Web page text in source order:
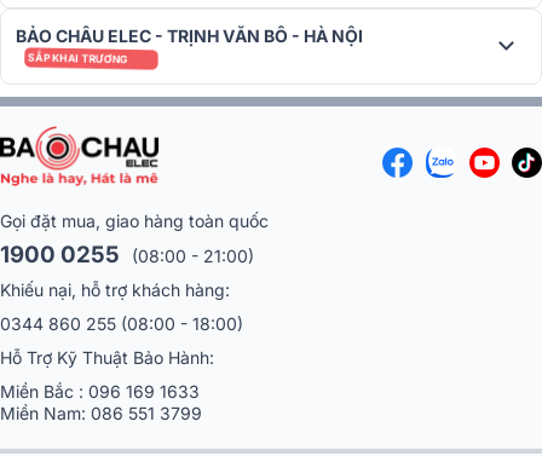
BẢO CHÂU ELEC - TRỊNH VĂN BÔ - HÀ NỘI
SẮP KHAI TRƯƠNG
Gọi đặt mua, giao hàng toàn quốc
1900 0255
(08:00 - 21:00)
Khiếu nại, hỗ trợ khách hàng:
0344 860 255 (08:00 - 18:00)
Hỗ Trợ Kỹ Thuật Bảo Hành:
Miền Bắc : 096 169 1633
Miền Nam: 086 551 3799